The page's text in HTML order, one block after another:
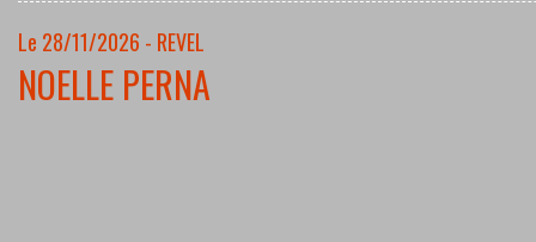
Le 28/11/2026 - REVEL
NOELLE PERNA